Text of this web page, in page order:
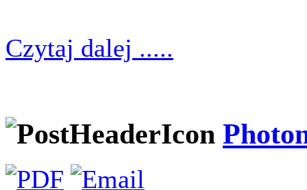
Czytaj dalej .....